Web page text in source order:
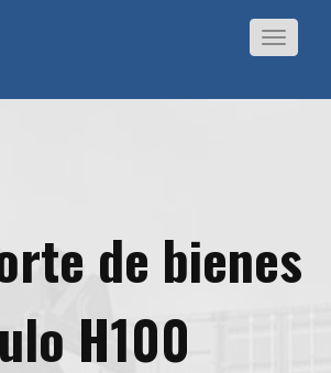
Toggle
de bienes
H100